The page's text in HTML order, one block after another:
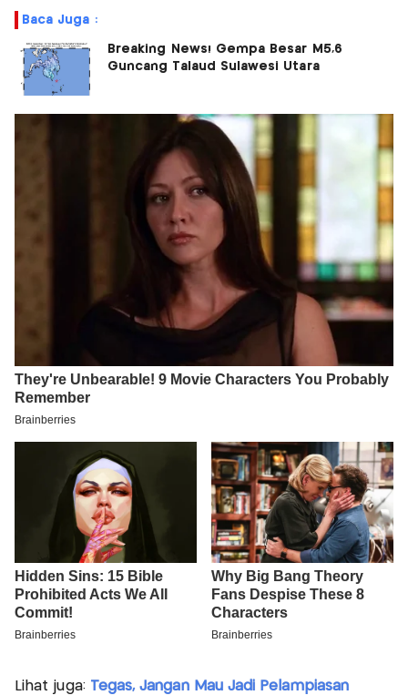
Baca Juga :
Breaking News! Gempa Besar M5,6
Guncang Talaud Sulawesi Utara
Lihat juga: Tegas, Jangan Mau Jadi Pelampiasan